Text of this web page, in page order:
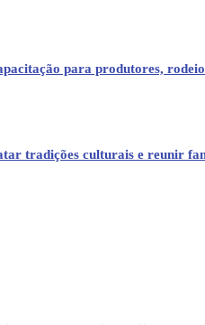
para produtores,
tradições culturais e reunir